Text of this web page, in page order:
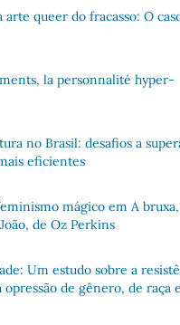
queer do fracasso: O
la personnalité hyper-
no Brasil: desafios a
eficientes
mágico em A
de Oz Perkins
Um estudo sobre a
de gênero, de raça